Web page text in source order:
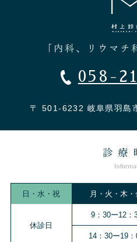
058-
〒 501-6232 岐阜県羽島
日・水・祝 月・火・木・
休診日
9：30ー12：
14：30ー19